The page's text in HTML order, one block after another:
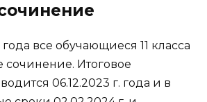
все обучающиеся 11 класса
сочинение. Итоговое
06.12.2023 г. года и в